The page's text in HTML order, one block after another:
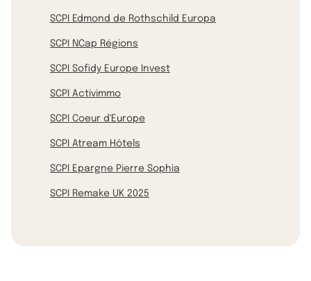
SCPI Edmond de Rothschild Europa
SCPI NCap Régions
SCPI Sofidy Europe Invest
SCPI Activimmo
SCPI Coeur d'Europe
SCPI Atream Hôtels
SCPI Epargne Pierre Sophia
SCPI Remake UK 2025